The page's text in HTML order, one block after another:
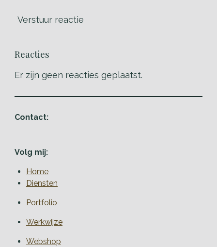
Verstuur reactie
Reacties
Er zijn geen reacties geplaatst.
Contact:
Volg mij:
Home
Diensten
Portfolio
Werkwijze
Webshop